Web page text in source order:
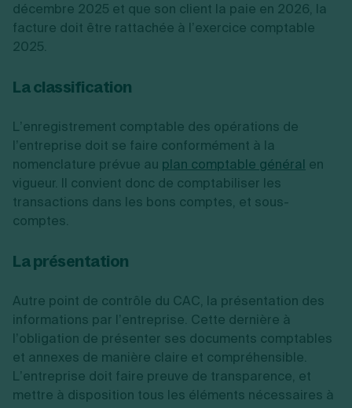
décembre 2025 et que son client la paie en 2026, la
facture doit être rattachée à l’exercice comptable
2025.
La classification
L’enregistrement comptable des opérations de
l’entreprise doit se faire conformément à la
nomenclature prévue au plan comptable général en
vigueur. Il convient donc de comptabiliser les
transactions dans les bons comptes, et sous-
comptes.
La présentation
Autre point de contrôle du CAC, la présentation des
informations par l’entreprise. Cette dernière à
l’obligation de présenter ses documents comptables
et annexes de manière claire et compréhensible.
L’entreprise doit faire preuve de transparence, et
mettre à disposition tous les éléments nécessaires à